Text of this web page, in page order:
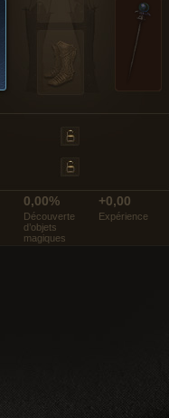
0,00%
Découverte
d’objets
magiques
+0,00
Expérience